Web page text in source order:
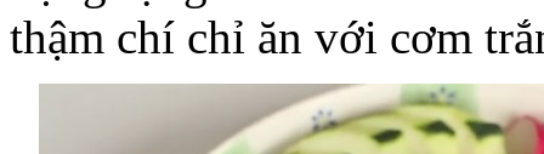
thậm chí chỉ ăn với cơm